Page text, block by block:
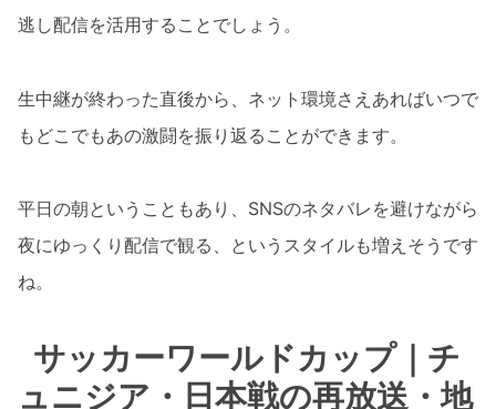
逃し配信を活用することでしょう。
生中継が終わった直後から、ネット環境さえあればいつで
もどこでもあの激闘を振り返ることができます。
平日の朝ということもあり、SNSのネタバレを避けながら
夜にゆっくり配信で観る、というスタイルも増えそうです
ね。
サッカーワールドカップ｜チ
ュニジア・日本戦の再放送・地